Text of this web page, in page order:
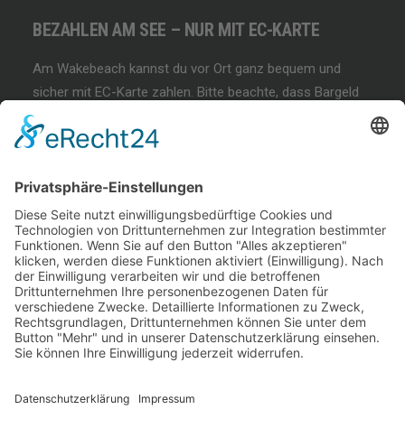
BEZAHLEN AM SEE – NUR MIT EC-KARTE
Am Wakebeach kannst du vor Ort ganz bequem und
sicher mit EC-Karte zahlen. Bitte beachte, dass Bargeld
und andere Zahlungsmethoden nicht akzeptiert werden!
Immer wieder samstags, bringen wir Dir das
Wakeboarden bei. Der beste Anfängerkurs weit & breit.
Lest mehr…
COFFEE & WAKE SESSION
Immer wieder sonntags gibt es die chilligste Wakeboard-
Session weit & breit.Lest mehr…